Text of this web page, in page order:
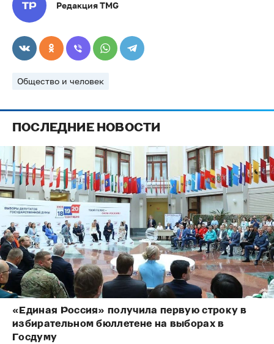
Редакция TMG
Общество и человек
ПОСЛЕДНИЕ НОВОСТИ
«Единая Россия» получила первую строку в
избирательном бюллетене на выборах в
Госдуму